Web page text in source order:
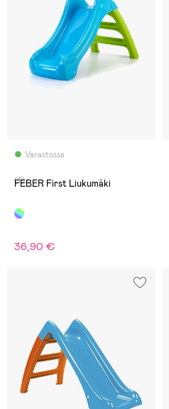
Varastossa
(1)
FEBER First Liukumäki
36,90 €